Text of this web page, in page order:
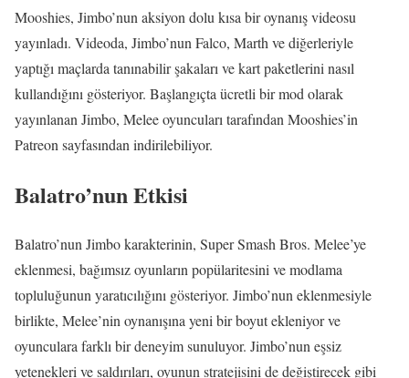
Mooshies, Jimbo’nun aksiyon dolu kısa bir oynanış videosu
yayınladı. Videoda, Jimbo’nun Falco, Marth ve diğerleriyle
yaptığı maçlarda tanınabilir şakaları ve kart paketlerini nasıl
kullandığını gösteriyor. Başlangıçta ücretli bir mod olarak
yayınlanan Jimbo, Melee oyuncuları tarafından Mooshies’in
Patreon sayfasından indirilebiliyor.
Balatro’nun Etkisi
Balatro’nun Jimbo karakterinin, Super Smash Bros. Melee’ye
eklenmesi, bağımsız oyunların popülaritesini ve modlama
topluluğunun yaratıcılığını gösteriyor. Jimbo’nun eklenmesiyle
birlikte, Melee’nin oynanışına yeni bir boyut ekleniyor ve
oyunculara farklı bir deneyim sunuluyor. Jimbo’nun eşsiz
yetenekleri ve saldırıları, oyunun stratejisini de değiştirecek gibi